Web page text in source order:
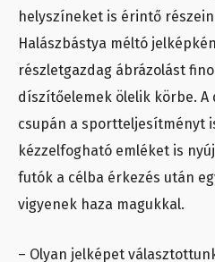
helyszíneket is érintő
Halászbástya méltó
részletgazdag ábrázolást
díszítőelemek ölelik körbe. A
csupán a sportteljesítményt
kézzelfogható emléket is
futók a célba érkezés után
vigyenek haza magukkal.
– Olyan jelképet